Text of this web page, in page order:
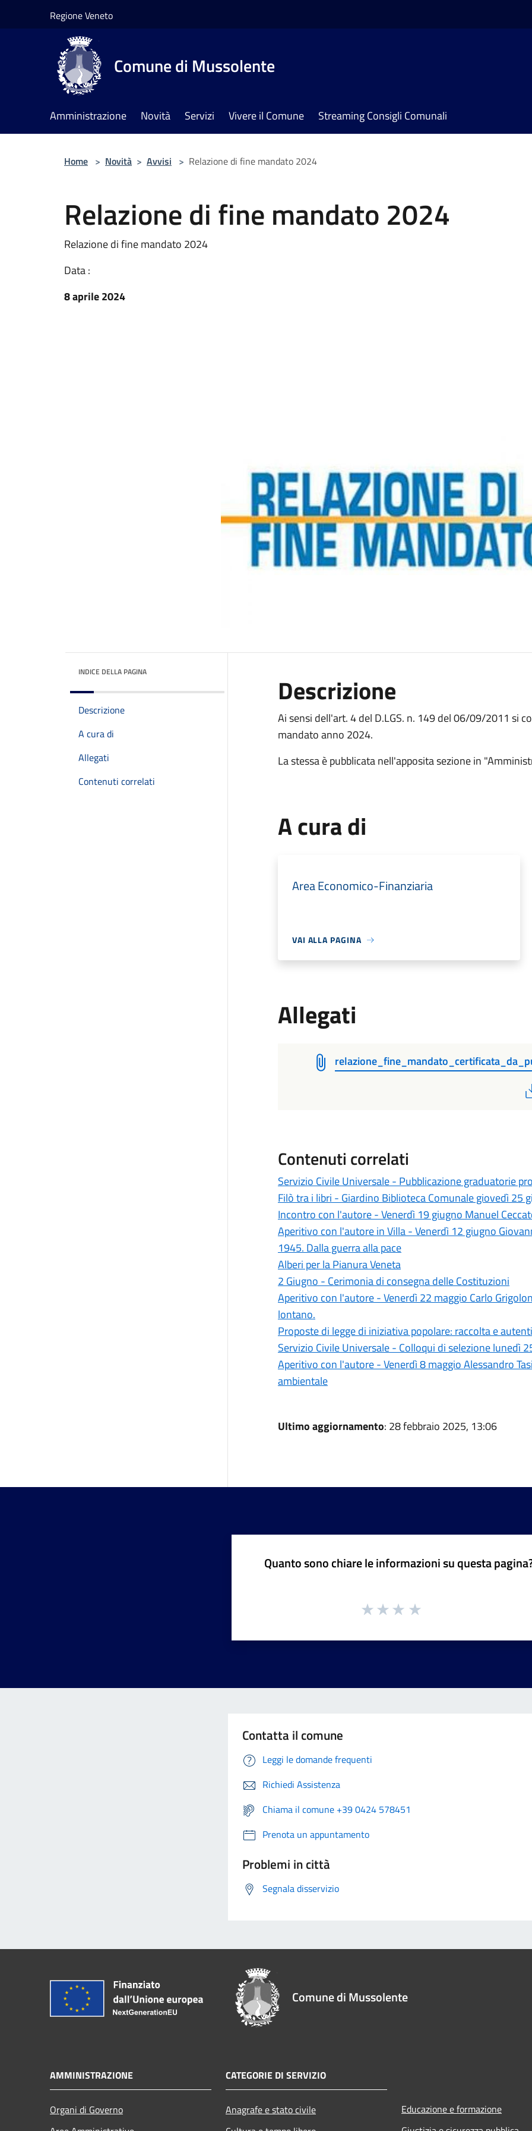
Regione Veneto
Comune di Mussolente
Amministrazione Novità Servizi Vivere il Comune Streaming Consigli Comunali
Home > Novità > Avvisi > Relazione di fine mandato 2024
Relazione di fine mandato 2024
Relazione di fine mandato 2024
Data :
8 aprile 2024
INDICE DELLA PAGINA
Descrizione
A cura di
Allegati
Contenuti correlati
Descrizione
Ai sensi dell'art. 4 del D.LGS. n. 149 del 06/09/2011 si
mandato anno 2024.
La stessa è pubblicata nell'apposita sezione in
A cura di
Area Economico-Finanziaria
VAI ALLA PAGINA
Allegati
Contenuti correlati
Servizio Civile Universale - Pubblicazione graduatorie
Filò tra i libri - Giardino Biblioteca Comunale giovedì 25
Incontro con l'autore - Venerdì 19 giugno Manuel
Aperitivo con l'autore in Villa - Venerdì 12 giugno
1945. Dalla guerra alla pace
Alberi per la Pianura Veneta
2 Giugno - Cerimonia di consegna delle Costituzioni
Aperitivo con l'autore - Venerdì 22 maggio Carlo
lontano.
Proposte di legge di iniziativa popolare: raccolta e
Servizio Civile Universale - Colloqui di selezione lunedì
Aperitivo con l'autore - Venerdì 8 maggio Alessandro
ambientale
Ultimo aggiornamento: 28 febbraio 2025, 13:06
Quanto sono chiare le informazioni su questa
Contatta il comune
Leggi le domande frequenti
Richiedi Assistenza
Chiama il comune +39 0424 578451
Prenota un appuntamento
Problemi in città
Segnala disservizio
Comune di Mussolente
AMMINISTRAZIONE
Organi di Governo
CATEGORIE DI SERVIZIO
Anagrafe e stato civile
Educazione e formazione